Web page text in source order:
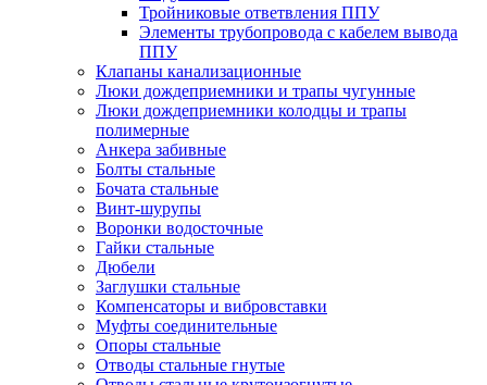
Тройниковые ответвления ППУ
Элементы трубопровода с кабелем вывода
ППУ
Клапаны канализационные
Люки дождеприемники и трапы чугунные
Люки дождеприемники колодцы и трапы
полимерные
Анкера забивные
Болты стальные
Бочата стальные
Винт-шурупы
Воронки водосточные
Гайки стальные
Дюбели
Заглушки стальные
Компенсаторы и вибровставки
Муфты соединительные
Опоры стальные
Отводы стальные гнутые